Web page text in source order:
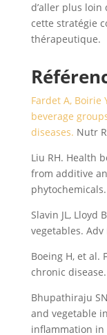
d’aller plus
cette stratégie
thérapeutique.
Fardet A, Boirie
beverage
diseases. Nutr
Liu RH. Health
from additive
Slavin JL, Lloyd
vegetables.
Boeing H, et al.
chronic
Bhupathiraju
and vegetable
inflammation in